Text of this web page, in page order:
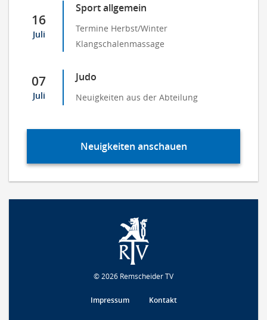
16
Juli
Sport allgemein
Termine Herbst/Winter
Klangschalenmassage
07
Juli
Judo
Neuigkeiten aus der Abteilung
Neuigkeiten anschauen
© 2026 Remscheider TV
Impressum Kontakt